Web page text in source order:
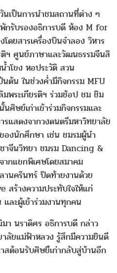
เป็นการนำชมสถานที่ต่าง ๆ
กรับรองอธิการบดี ห้อง M for
ยสารเครื่องบินจำลอง วิหาร
ติฯ ศูนย์ภาษาและวัฒนธรรมจีนสิ
โขง หอประวัติ สวน
ต้น ในช่วงค่ำมีกิจกรรม MFU
พระเกียรติฯ ร่วมช้อป ชม ชิม
ศิษย์เก่าเข้าร่วมกิจกรรมและ
แสดงจากวงดนตรีมหาวิทยาลัย
องนักศึกษา เช่น ชมรมผู้นำ
าจีนวิทยา ชมรม Dancing &
กแขกพิเศษโดยสมาคม
านครินทร์ ปิดท้ายงานด้วย
สร้างความประทับใจให้แก่
ละผู้เข้าร่วมงานทุกคน
า นราดิศร อธิการบดี กล่าว
ลัยแม่ฟ้าหลวง รู้สึกมีความยินดี
สต้อนรับศิษยืเก่ากลับสู่บ้านอีก